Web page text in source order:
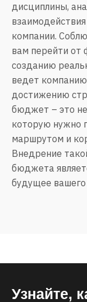
дисциплины,
компании.
вам перейти от
созданию
ведет
достижению
бюджет – это
которую нужно
маршрутом и
Внедрение
бюджета
будущее вашего
Узнайте,